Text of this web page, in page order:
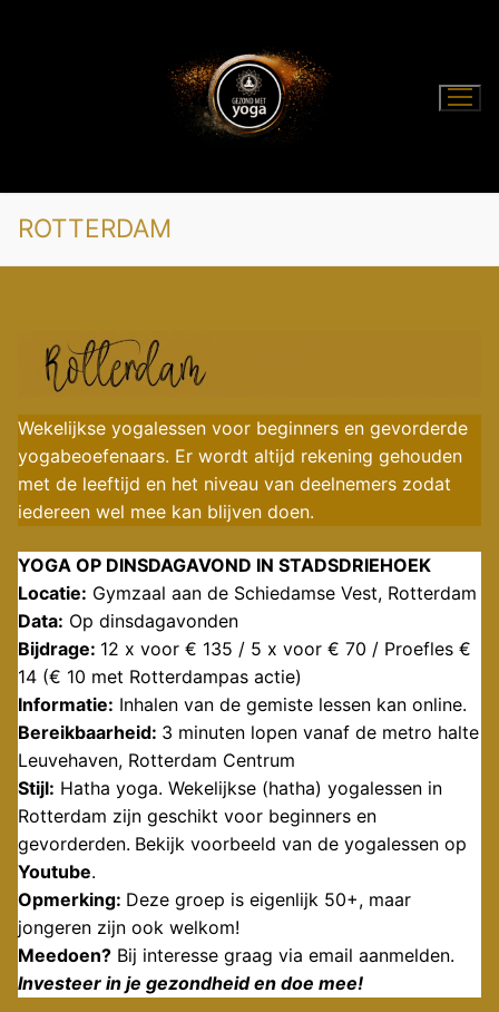
ROTTERDAM
Wekelijkse yogalessen voor beginners en gevorderde
yogabeoefenaars. Er wordt altijd rekening gehouden
met de leeftijd en het niveau van deelnemers zodat
iedereen wel mee kan blijven doen.
YOGA OP DINSDAGAVOND IN STADSDRIEHOEK
Locatie: Gymzaal aan de Schiedamse Vest, Rotterdam
Data: Op dinsdagavonden
Bijdrage: 12 x voor € 135 / 5 x voor € 70 / Proefles €
14 (€ 10 met Rotterdampas actie)
Informatie: Inhalen van de gemiste lessen kan online.
Bereikbaarheid: 3 minuten lopen vanaf de metro halte
Leuvehaven, Rotterdam Centrum
Stijl: Hatha yoga. Wekelijkse (hatha) yogalessen in
Rotterdam zijn geschikt voor beginners en
gevorderden. Bekijk voorbeeld van de yogalessen op
Youtube.
Opmerking: Deze groep is eigenlijk 50+, maar
jongeren zijn ook welkom!
Meedoen? Bij interesse graag via email aanmelden.
Investeer in je gezondheid en doe mee!